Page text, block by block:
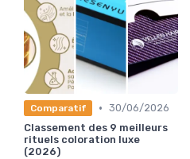
Comparatif • 30/06/2026
Classement des 9 meilleurs
rituels coloration luxe
(2026)